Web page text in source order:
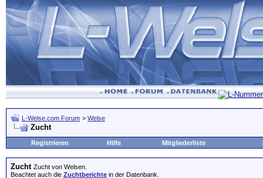
L-Welse.com Forum > Welse
Zucht
Registrieren Hilfe Mitgliederliste
Zucht Zucht von Welsen.
Beachtet auch die Zuchtberichte in der Datenbank.